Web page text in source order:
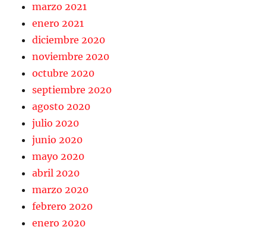
marzo 2021
enero 2021
diciembre 2020
noviembre 2020
octubre 2020
septiembre 2020
agosto 2020
julio 2020
junio 2020
mayo 2020
abril 2020
marzo 2020
febrero 2020
enero 2020